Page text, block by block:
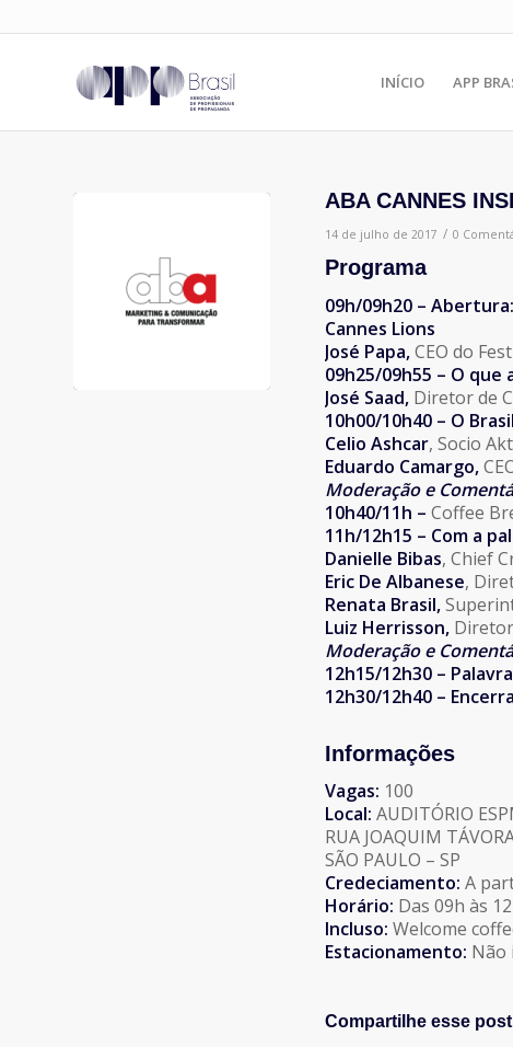
INÍCIO APP
ABA CANNES
14 de julho de 2017 / 0
Programa
09h/09h20 –
Cannes Lions
José Papa,CEO do
09h25/09h55 – O
José Saad, Diretor de
10h00/10h40 – O
Celio Ashcar, Socio
Eduardo Camargo,
Moderação e
10h40/11h – Coffee
11h/12h15 – Com a
Danielle Bibas, Chief
Eric De Albanese,
Renata Brasil,
Luiz Herrisson,
Moderação e
12h15/12h30 –
12h30/12h40 –
Informações
Vagas: 100
Local: AUDITÓRIO
RUA JOAQUIM
SÃO PAULO – SP
Credeciamento: A
Horário: Das 09h às
Incluso: Welcome
Estacionamento: Não
Compartilhe esse post